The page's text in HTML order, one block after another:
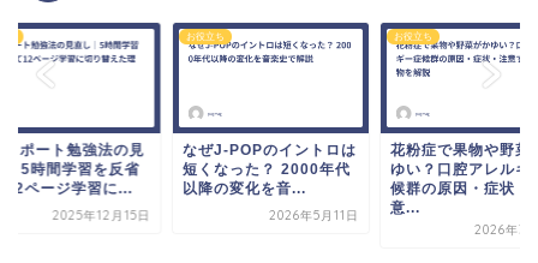
スポート勉強法の見
｜5時間学習を反省
12ページ学習に...
2025年12月15日
お役立ち
なぜJ-POPのイントロは
短くなった？ 2000年代
以降の変化を音...
2026年5月11日
お役立ち
花粉症で果物や野菜
ゆい？口腔アレルギ
候群の原因・症状・
意...
2026年3